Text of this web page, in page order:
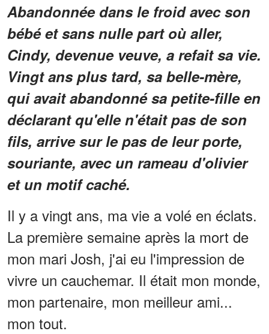
Abandonnée dans le froid avec son
bébé et sans nulle part où aller,
Cindy, devenue veuve, a refait sa vie.
Vingt ans plus tard, sa belle-mère,
qui avait abandonné sa petite-fille en
déclarant qu'elle n'était pas de son
fils, arrive sur le pas de leur porte,
souriante, avec un rameau d'olivier
et un motif caché.
Il y a vingt ans, ma vie a volé en éclats.
La première semaine après la mort de
mon mari Josh, j'ai eu l'impression de
vivre un cauchemar. Il était mon monde,
mon partenaire, mon meilleur ami...
mon tout.